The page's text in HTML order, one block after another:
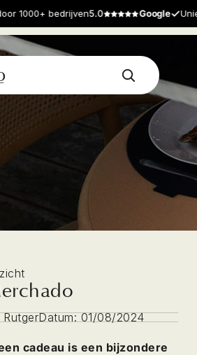
1000+ bedrijven5.0 Google
RutgerDatum: 01/08/2024
cadeau is een bijzondere